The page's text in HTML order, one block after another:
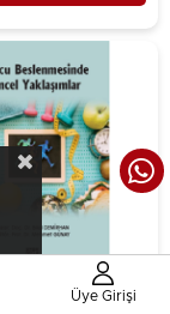
★Üye Girişi